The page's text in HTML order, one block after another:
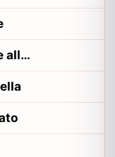
Frittelle dolci reatino al nocciole alla contadina reatino